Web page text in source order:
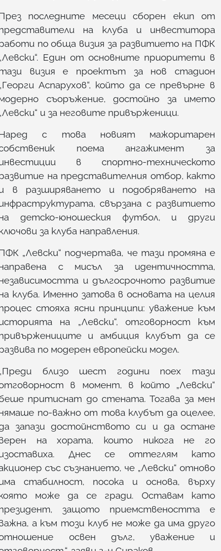
последните месеци сборен екип от
на клуба и инвеститора
по обща визия за развитието на ПФК
Един от основните приоритети в
визия е проектът за нов стадион
Аспарухов“, който да се превърне в
съоръжение, достойно за името
и за неговите привърженици.
с това новият мажоритарен
поема ангажимент за
в спортно-техническото
на представителния отбор, както
в разширяването и подобряването на
свързана с развитието
детско-юношеския футбол, и други
за клуба направления.
„Левски“ подчертава, че тази промяна е
с мисъл за идентичността,
и дългосрочното развитие
клуба. Именно затова в основата на целия
стояха ясни принципи: уважение към
на „Левски“, отговорност към
и амбиция клубът да се
по модерен европейски модел.
близо шест години поех тази
в момент, в който „Левски“
притиснат до стената. Тогава за мен
по-важно от това клубът да оцелее,
запази достойнството си и да остане
на хората, които никога не го
Днес се оттеглям като
със съзнанието, че „Левски“ отново
стабилност, посока и основа, върху
може да се гради. Оставам като
защото приемствеността е
а към този клуб не може да има друго
освен дълг, уважение и